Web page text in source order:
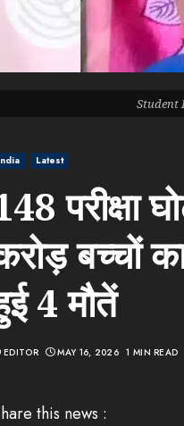
Latest
परीक्षा
बच्चों
4 मौतें
EDITOR MAY 16, 2026 1 MIN READ
Student
this news :